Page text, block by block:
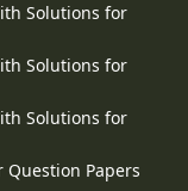
Solutions for
Solutions for
Solutions for
Question Papers